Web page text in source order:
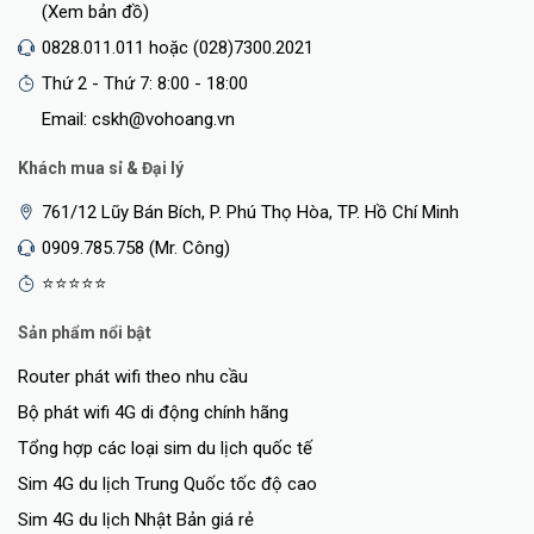
hơn cho nhu cầu của bạn !
(Xem bản đồ)
0828.011.011 hoặc (028)7300.2021
Thứ 2 - Thứ 7: 8:00 - 18:00
Email: cskh@vohoang.vn
Khách mua sỉ & Đại lý
761/12 Lũy Bán Bích, P. Phú Thọ Hòa, TP. Hồ Chí Minh
0909.785.758 (Mr. Công)
⭐⭐⭐⭐⭐
Sản phẩm nổi bật
Router phát wifi theo nhu cầu
Bộ phát wifi 4G di động chính hãng
Tổng hợp các loại sim du lịch quốc tế
Sim 4G du lịch Trung Quốc tốc độ cao
Sim 4G du lịch Nhật Bản giá rẻ